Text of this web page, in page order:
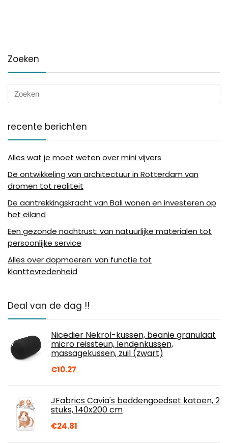
Zoeken
recente berichten
Alles wat je moet weten over mini vijvers
De ontwikkeling van architectuur in Rotterdam van
dromen tot realiteit
De aantrekkingskracht van Bali wonen en investeren op
het eiland
Een gezonde nachtrust: van natuurlijke materialen tot
persoonlijke service
Alles over dopmoeren: van functie tot
klanttevredenheid
Deal van de dag !!
Nicedier Nekrol-kussen, beanie granulaat
micro reissteun, lendenkussen,
massagekussen, zuil (zwart)
€10.27
JFabrics Cavia's beddengoedset katoen, 2
stuks, 140x200 cm
€24.81